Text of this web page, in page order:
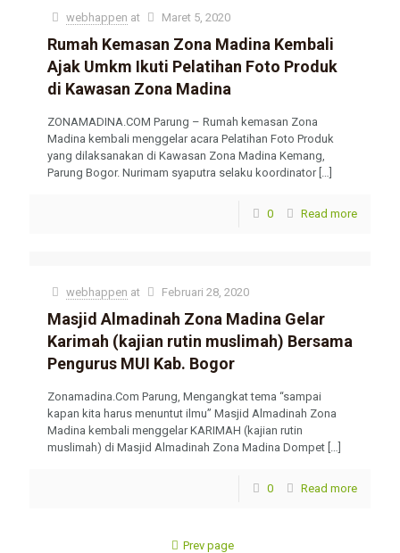
webhappen at Maret 5, 2020
Rumah Kemasan Zona Madina Kembali
Ajak Umkm Ikuti Pelatihan Foto Produk
di Kawasan Zona Madina
ZONAMADINA.COM Parung – Rumah kemasan Zona
Madina kembali menggelar acara Pelatihan Foto Produk
yang dilaksanakan di Kawasan Zona Madina Kemang,
Parung Bogor. Nurimam syaputra selaku koordinator[…]
0 Read more
webhappen at Februari 28, 2020
Masjid Almadinah Zona Madina Gelar
Karimah (kajian rutin muslimah) Bersama
Pengurus MUI Kab. Bogor
Zonamadina.Com Parung, Mengangkat tema “sampai
kapan kita harus menuntut ilmu” Masjid Almadinah Zona
Madina kembali menggelar KARIMAH (kajian rutin
muslimah) di Masjid Almadinah Zona Madina Dompet […]
0 Read more
Prev page